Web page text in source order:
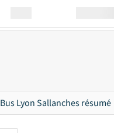
Bus Lyon Sallanches résumé